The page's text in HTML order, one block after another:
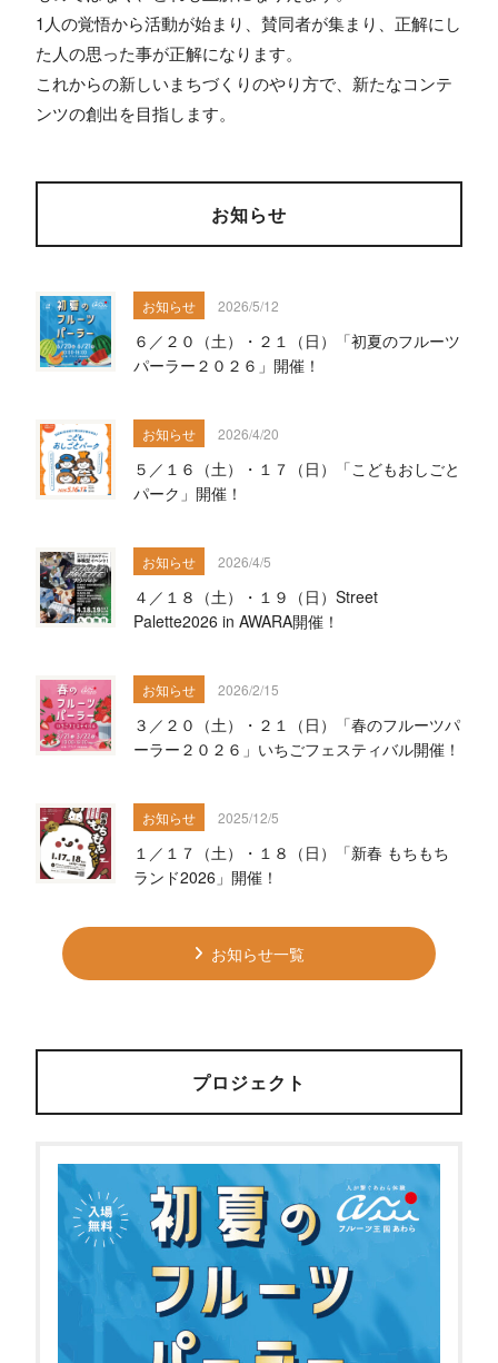
1人の覚悟から活動が始まり、賛同者が集まり、正解にし
た人の思った事が正解になります。
これからの新しいまちづくりのやり方で、新たなコンテ
ンツの創出を目指します。
お知らせ
お知らせ 2026/5/12
６／２０（土）・２１（日）「初夏のフルーツ
パーラー２０２６」開催！
お知らせ 2026/4/20
５／１６（土）・１７（日）「こどもおしごと
パーク」開催！
お知らせ 2026/4/5
４／１８（土）・１９（日）Street
Palette2026 in AWARA開催！
お知らせ 2026/2/15
３／２０（土）・２１（日）「春のフルーツパ
ーラー２０２６」いちごフェスティバル開催！
お知らせ 2025/12/5
１／１７（土）・１８（日）「新春 もちもち
ランド2026」開催！
お知らせ一覧
プロジェクト